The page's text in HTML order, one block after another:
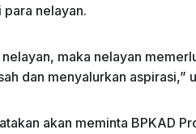
para nelayan.
maka nelayan
dan menyalurkan aspirasi,”
akan meminta BPKAD